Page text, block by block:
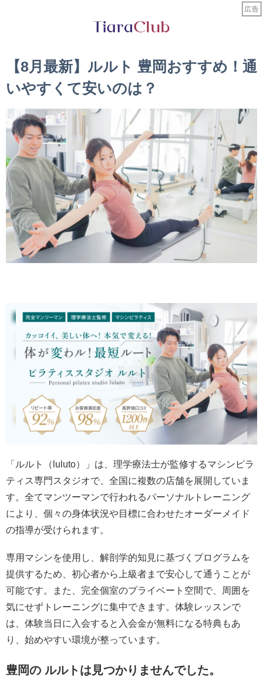
【8月最新】ルルト 豊岡おすすめ！通
いやすくて安いのは？
「ルルト（luluto）」は、理学療法士が監修するマシンピラ
ティス専門スタジオで、全国に複数の店舗を展開していま
す。全てマンツーマンで行われるパーソナルトレーニング
により、個々の身体状況や目標に合わせたオーダーメイド
の指導が受けられます。
専用マシンを使用し、解剖学的知見に基づくプログラムを
提供するため、初心者から上級者まで安心して通うことが
可能です。また、完全個室のプライベート空間で、周囲を
気にせずトレーニングに集中できます。体験レッスンで
は、体験当日に入会すると入会金が無料になる特典もあ
り、始めやすい環境が整っています。
豊岡の ルルトは見つかりませんでした。